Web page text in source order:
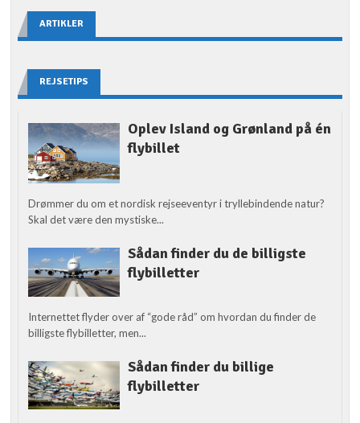
ARTIKLER
REJSETIPS
Oplev Island og Grønland på én
flybillet
Drømmer du om et nordisk rejseeventyr i tryllebindende natur?
Skal det være den mystiske...
Sådan finder du de billigste
flybilletter
Internettet flyder over af “gode råd” om hvordan du finder de
billigste flybilletter, men...
Sådan finder du billige
flybilletter